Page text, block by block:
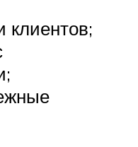
клиентов;